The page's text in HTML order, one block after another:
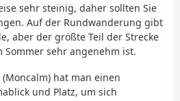
sehr steinig, daher sollten Sie
Auf der Rundwanderung gibt
aber der größte Teil der Strecke
Sommer sehr angenehm ist.
hat man einen
und Platz, um sich